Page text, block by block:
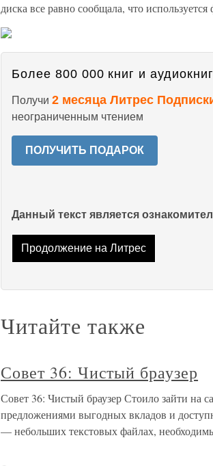
диска все равно сообщала, что
Более 800 000 книг и
Получи 2 месяца Литрес
неограниченным чтением
ПОЛУЧИТЬ ПОДАРОК
Данный текст является
Продолжение на Литрес
Читайте также
Совет 36: Чистый браузер
Совет 36: Чистый браузер Стоило зайти на
предложениями выгодных вкладов и
— небольших текстовых файлах,